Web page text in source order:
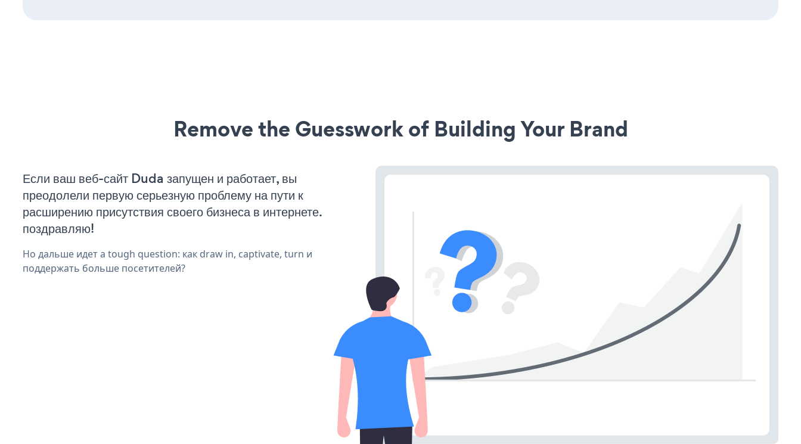
Remove the Guesswork of Building Your Brand
Если ваш веб-сайт Duda запущен и работает, вы
преодолели первую серьезную проблему на пути к
расширению присутствия своего бизнеса в интернете.
поздравляю!
Но дальше идет a tough question: как draw in, captivate, turn и
поддержать больше посетителей?